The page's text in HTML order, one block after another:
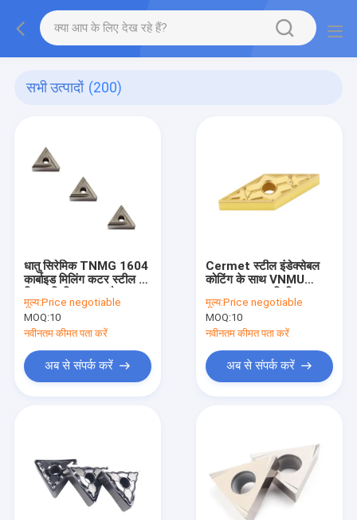
सभी उत्पादों (200)
धातु सिरेमिक TNMG 1604
कार्बाइड मिलिंग कटर स्टील के
मूल्य:Price negotiable
MOQ:10
नवीनतम कीमत पता करें
अब से संपर्क करें
Cermet स्टील इंडेक्सेबल
कोटिंग के साथ VNMU
है
मूल्य:Price negotiable
MOQ:10
नवीनतम कीमत पता करें
अब से संपर्क करें